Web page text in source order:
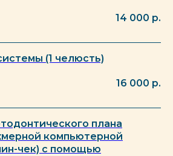
14 000 р.
(1 челюсть)
16 000 р.
плана
компьютерной
чек) с помощью